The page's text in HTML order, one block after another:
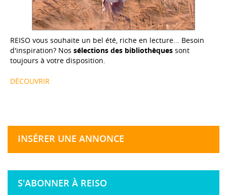
REISO vous souhaite un bel été, riche en lecture... Besoin
d'inspiration? Nos sélections des bibliothèques sont
toujours à votre disposition.
DÉCOUVRIR
INSÉRER UNE ANNONCE
S'ABONNER À REISO